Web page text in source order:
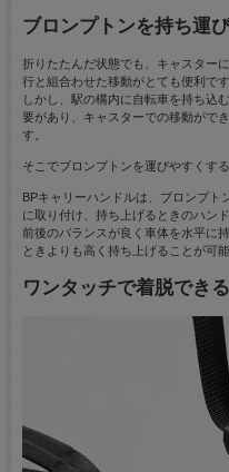
ブロンプトンを持ち運
折りたたんだ状態でも、キャスター
行と組合わせた移動がとても便利です
しかし、駅の構内に自転車を持ち込
要があり、キャスターでの移動がで
す。
そこでブロンプトンを運びやすくす
BPキャリーハンドルは、ブロンプト
に取り付け、持ち上げるときのハン
前後のバランスが良く車体を水平に
ときよりも高く持ち上げることが可能
ワンタッチで着脱でき